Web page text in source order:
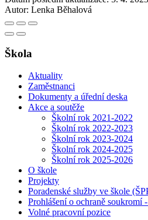
Autor: Lenka Běhalová
Škola
Aktuality
Zaměstnanci
Dokumenty a úřední deska
Akce a soutěže
Školní rok 2021-2022
Školní rok 2022-2023
Školní rok 2023-2024
Školní rok 2024-2025
Školní rok 2025-2026
O škole
Projekty
Poradenské služby ve škole
Prohlášení o ochraně soukromí
Volné pracovní pozice